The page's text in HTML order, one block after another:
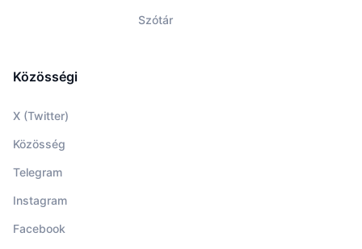
Szótár
Közösségi
X (Twitter)
Közösség
Telegram
Instagram
Facebook